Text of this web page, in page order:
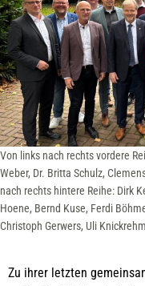
Von links nach rechts vordere
Weber, Dr. Britta Schulz,
nach rechts hintere Reihe: Dirk
Hoene, Bernd Kuse, Ferdi
Christoph Gerwers, Uli Knickrehm
Zu ihrer letzten